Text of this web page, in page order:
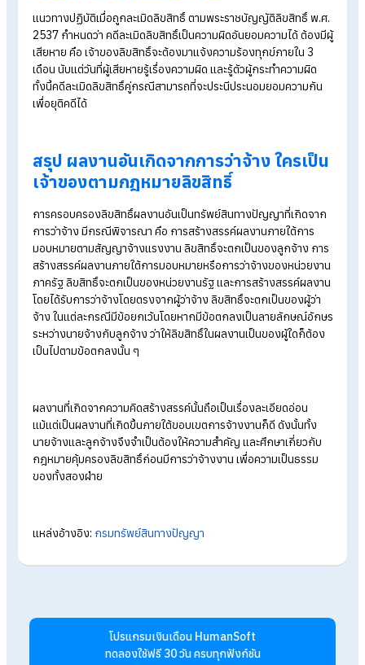
การคุ้มครองลิขสิทธิ์สำหรับผลงานที่เกิดจากการว่าจ้าง
พ.ร.บ.ลิขสิทธิ์ พ.ศ. 2537 กำหนดให้เจ้าของลิขสิทธิ์มีสิทธิแต่เพีย
เดียวที่จะกระทำการใด ๆ ต่องานอันเป็นลิขสิทธิ์ของตน ดังนี้
1. ทำซ้ำหรือดัดแปลง
3. ให้เช่าต้นฉบับหรือสำเนางานโปรแกรมคอมพิวเตอร์ โสตทัศนวัสดุ
ภาพยนตร์ หรือสิ่งบันทึกเสียง
4. ให้ประโยชน์อันเกิดจากลิขสิทธิ์แก่ผู้อื่น
หากถูกละเมิดลิขสิทธิ์ในผลงานที่เกิดจาก
แนวทางปฏิบัติเมื่อถูกละเมิดลิขสิทธิ์ ตามพระราชบัญญัติลิขสิทธิ์
2537 กำหนดว่า คดีละเมิดลิขสิทธิ์เป็นความผิดอันยอมความได้ ต้อ